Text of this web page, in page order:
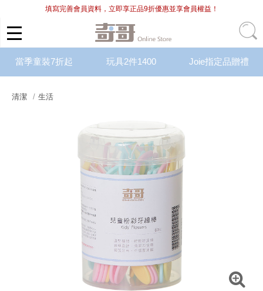
填寫完善會員資料，立即享正品9折優惠並享會員權益！
當季童裝7折起 玩具2件1400 Joie指定品贈禮
清潔 生活